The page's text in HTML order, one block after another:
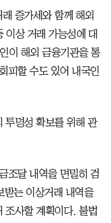
증가세와 함께 해외
이상 거래 가능성에 대
이 해외 금융기관을 통
피할 수도 있어 내국인
투명성 확보를 위해 관
조달 내역을 면밀히 검
는 이상거래 내역을
조사할 계획이다. 불법